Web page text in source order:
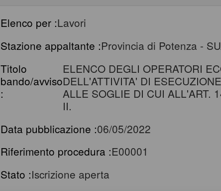
Elenco per :Lavori
Stazione appaltante :Provincia di Potenza -
Titolo
bando/avviso
:
ELENCO DEGLI OPERATORI
DELL'ATTIVITA' DI
ALLE SOGLIE DI CUI ALL'ART.
II.
Data pubblicazione :06/05/2022
Riferimento procedura :E00001
Stato :Iscrizione aperta